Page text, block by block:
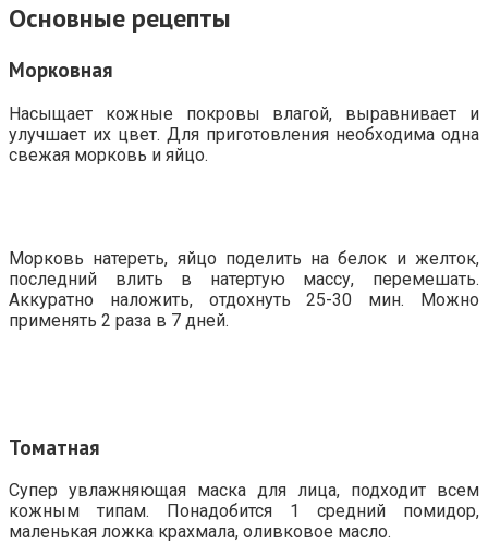
Основные рецепты
Морковная
Насыщает кожные покровы влагой, выравнивает и
улучшает их цвет. Для приготовления необходима одна
свежая морковь и яйцо.
Морковь натереть, яйцо поделить на белок и желток,
последний влить в натертую массу, перемешать.
Аккуратно наложить, отдохнуть 25-30 мин. Можно
применять 2 раза в 7 дней.
Томатная
Супер увлажняющая маска для лица, подходит всем
кожным типам. Понадобится 1 средний помидор,
маленькая ложка крахмала, оливковое масло.